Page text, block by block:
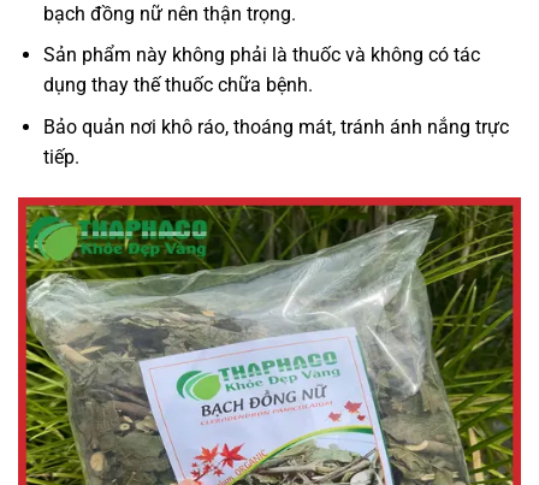
bạch đồng nữ nên thận trọng.
Sản phẩm này không phải là thuốc và không có tác
dụng thay thế thuốc chữa bệnh.
Bảo quản nơi khô ráo, thoáng mát, tránh ánh nắng trực
tiếp.